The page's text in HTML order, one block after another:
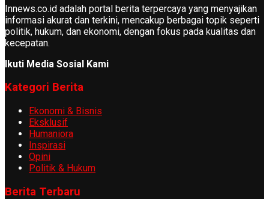
Innews.co.id adalah portal berita terpercaya yang menyajikan
informasi akurat dan terkini, mencakup berbagai topik seperti
politik, hukum, dan ekonomi, dengan fokus pada kualitas dan
kecepatan.
Ikuti Media Sosial Kami
Kategori Berita
Ekonomi & Bisnis
Eksklusif
Humaniora
Inspirasi
Opini
Politik & Hukum
Berita Terbaru